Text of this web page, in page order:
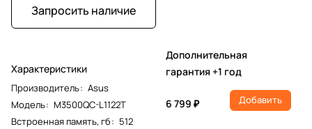
Запросить наличие
Характеристики
Производитель: Asus
Модель: M3500QC-L1122T
Встроенная память, гб: 512
Дополнительная
гарантия +1 год
6 799 ₽ Добавить